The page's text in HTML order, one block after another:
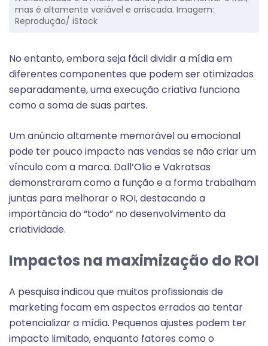
mas é altamente variável e arriscada. Imagem:
Reprodução/ iStock
No entanto, embora seja fácil dividir a mídia em
diferentes componentes que podem ser otimizados
separadamente, uma execução criativa funciona
como a soma de suas partes.
Um anúncio altamente memorável ou emocional
pode ter pouco impacto nas vendas se não criar um
vínculo com a marca. Dall’Olio e Vakratsas
demonstraram como a função e a forma trabalham
juntas para melhorar o ROI, destacando a
importância do “todo” no desenvolvimento da
criatividade.
Impactos na maximização do ROI
A pesquisa indicou que muitos profissionais de
marketing focam em aspectos errados ao tentar
potencializar a mídia. Pequenos ajustes podem ter
impacto limitado, enquanto fatores como o